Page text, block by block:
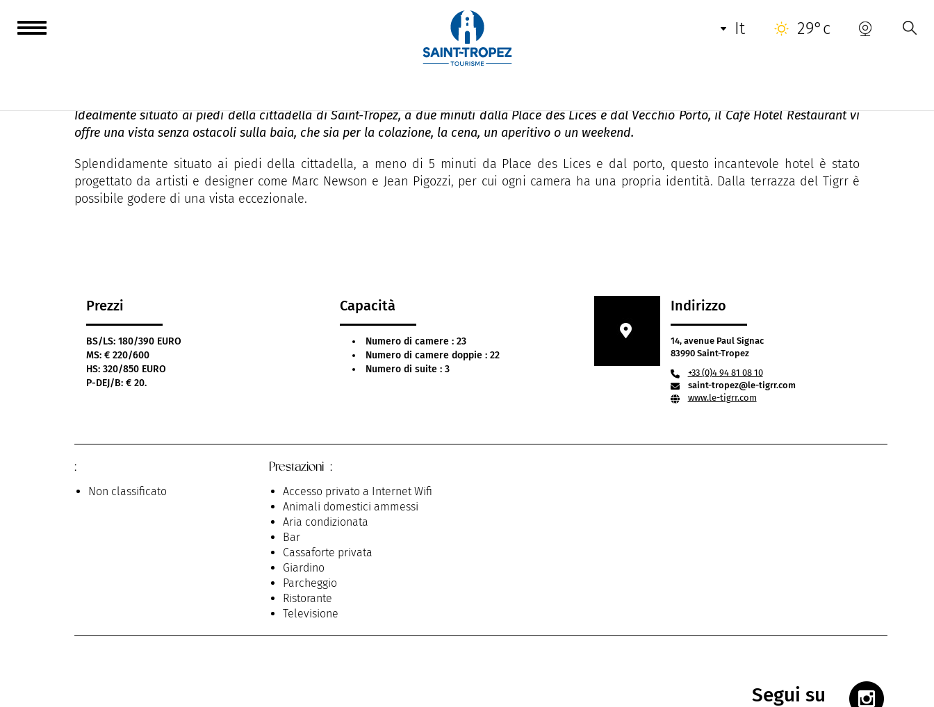
it 29°c
Idealmente situato ai piedi della cittadella di Saint-Tropez, a due minuti dalla Place des Lices e dal Vecchio Porto, il Café Hôtel Restaurant vi
offre una vista senza ostacoli sulla baia, che sia per la colazione, la cena, un aperitivo o un weekend.
Splendidamente situato ai piedi della cittadella, a meno di 5 minuti da Place des Lices e dal porto, questo incantevole hotel è stato
progettato da artisti e designer come Marc Newson e Jean Pigozzi, per cui ogni camera ha una propria identità. Dalla terrazza del Tigrr è
possibile godere di una vista eccezionale.
Prezzi
BS/LS: 180/390 EURO
MS: € 220/600
HS: 320/850 EURO
P-DEJ/B: € 20.
Capacità
Numero di camere : 23
Numero di camere doppie : 22
Numero di suite : 3
Indirizzo
14, avenue Paul Signac
83990 Saint-Tropez
+33 (0)4 94 81 08 10
saint-tropez@le-tigrr.com
www.le-tigrr.com
:
Non classificato
Prestazioni :
Accesso privato a Internet Wifi
Animali domestici ammessi
Aria condizionata
Bar
Cassaforte privata
Giardino
Parcheggio
Ristorante
Televisione
Segui su